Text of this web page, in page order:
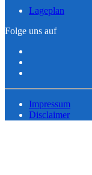
Lageplan
Folge uns auf
Impressum
Disclaimer